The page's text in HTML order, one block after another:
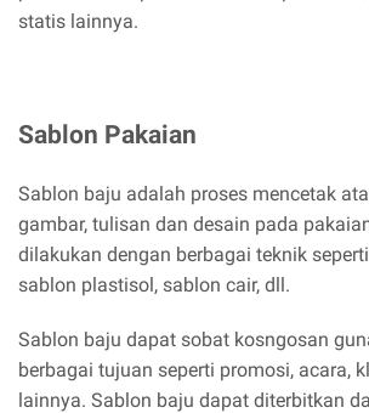
statis lainnya.
Sablon Pakaian
Sablon baju adalah proses mencetak
gambar, tulisan dan desain pada
dilakukan dengan berbagai teknik
sablon plastisol, sablon cair, dll.
Sablon baju dapat sobat kosngosan
berbagai tujuan seperti promosi, acara,
lainnya. Sablon baju dapat diterbitkan